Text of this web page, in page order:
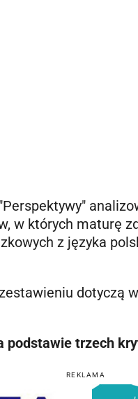
w których maturę
z języka
dotyczą
podstawie trzech
REKLAMA